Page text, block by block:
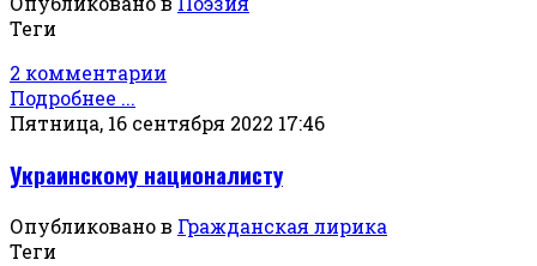
Теги
2 комментарии
Подробнее ...
Пятница, 16 сентября 2022 17:46
Украинскому националисту
Опубликовано в Гражданская лирика
Теги